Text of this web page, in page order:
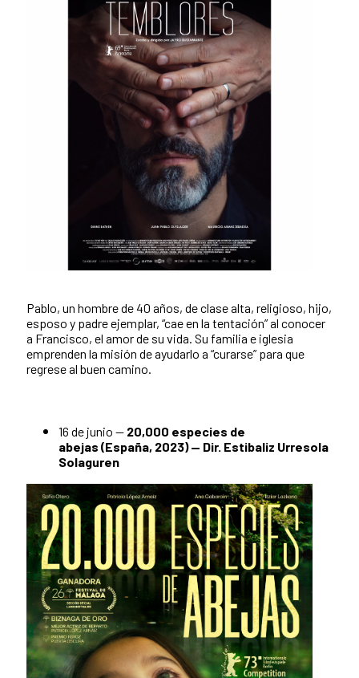
Pablo, un hombre de 40 años, de clase alta, religioso, hijo,
esposo y padre ejemplar, “cae en la tentación” al conocer
a Francisco, el amor de su vida. Su familia e iglesia
emprenden la misión de ayudarlo a “curarse” para que
regrese al buen camino.
16 de junio — 20,000 especies de
abejas (España, 2023) — Dir. Estibaliz Urresola
Solaguren